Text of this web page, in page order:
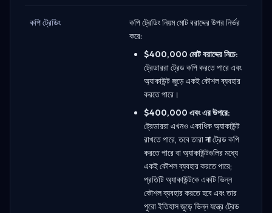
কপি ট্রেডিং
কপি ট্রেডিং নিয়ম মোট বরাদ্দের উপর নির্ভর
করে:
$400,000 মোট বরাদ্দের নিচে:
ট্রেডাররা ট্রেড কপি করতে পারে এবং
অ্যাকাউন্ট জুড়ে একই কৌশল ব্যবহার
করতে পারে।
$400,000 এবং এর উপরে:
ট্রেডাররা এখনও একাধিক অ্যাকাউন্ট
রাখতে পারে, তবে তারানাট্রেড কপি
করতে পারে বা অ্যাকাউন্টগুলির মধ্যে
একই কৌশল ব্যবহার করতে পারে;
প্রতিটি অ্যাকাউন্টকে একটি ভিন্ন
কৌশল ব্যবহার করতে হবে এবং তার
পুরো ইতিহাস জুড়ে ভিন্ন যন্ত্রে ট্রেড